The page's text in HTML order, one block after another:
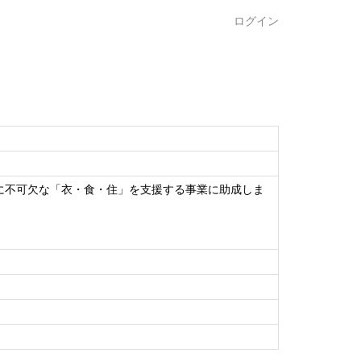
ログイン
可欠な「衣・食・住」を支援する事業に助成しま